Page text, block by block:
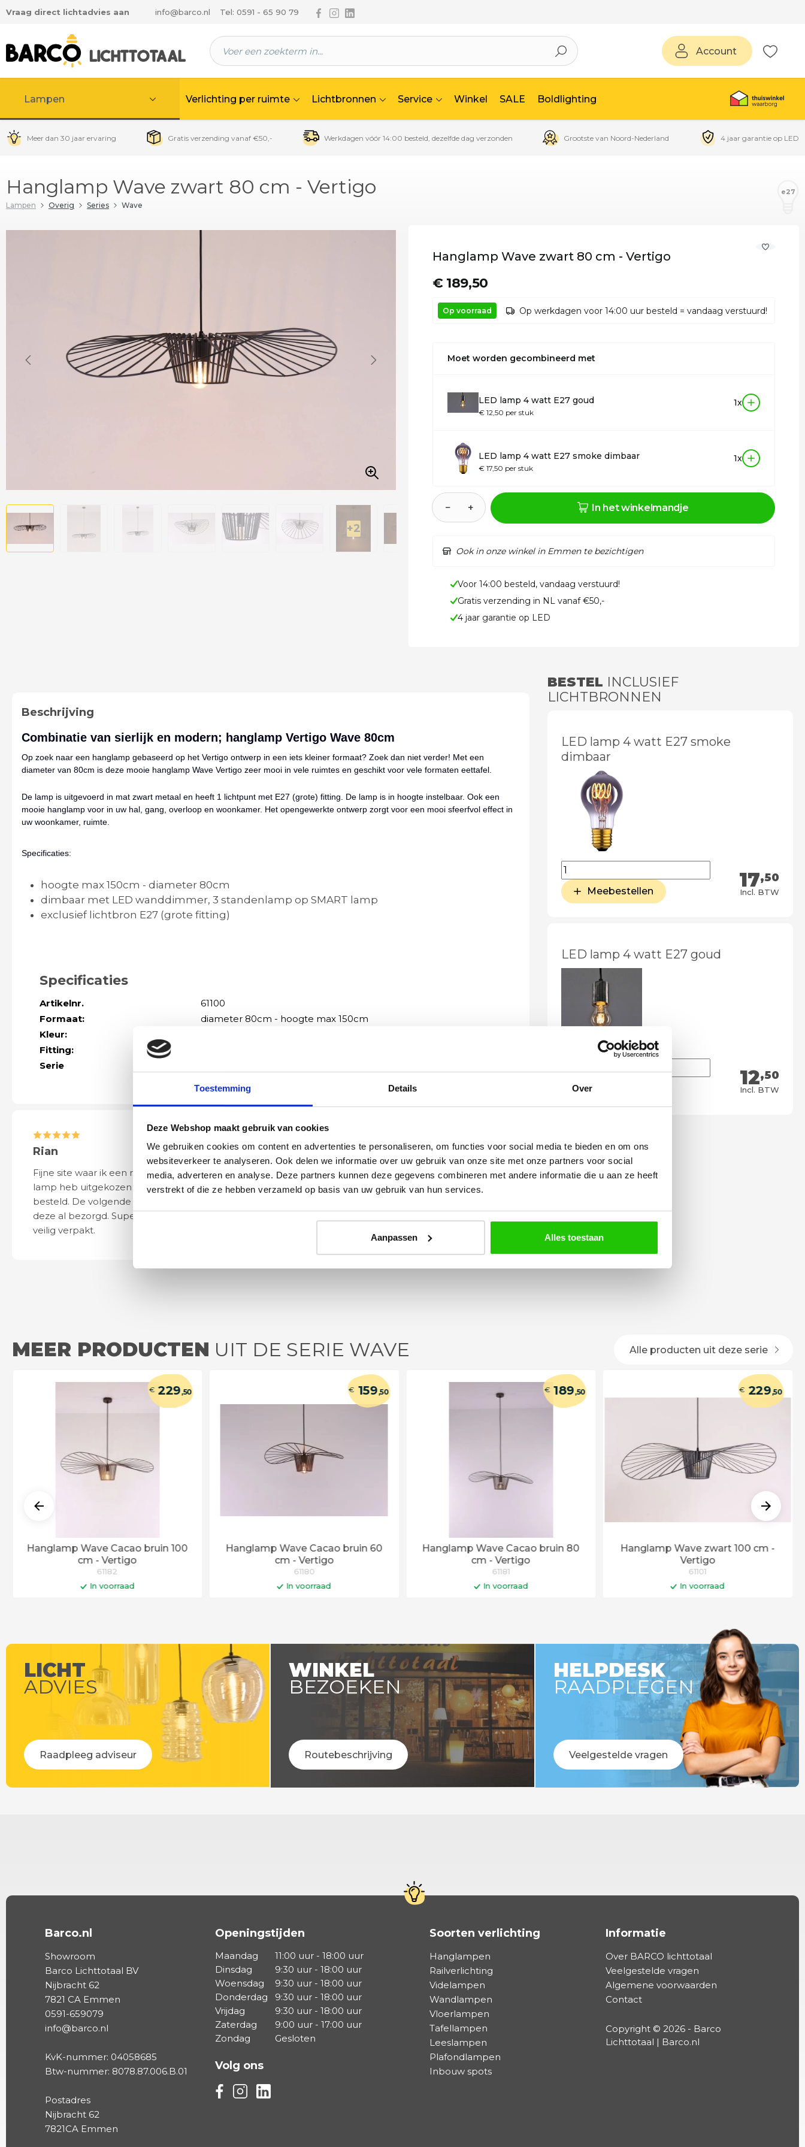
Toestemming Details Over
Deze Webshop maakt gebruik van cookies
We gebruiken cookies om content en advertenties te personaliseren, om functies voor social media te bieden en om ons
websiteverkeer te analyseren. Ook delen we informatie over uw gebruik van onze site met onze partners voor social
media, adverteren en analyse. Deze partners kunnen deze gegevens combineren met andere informatie die u aan ze heeft
verstrekt of die ze hebben verzameld op basis van uw gebruik van hun services.
Aanpassen Alles toestaan
hoofdinhoud
Vraag direct lichtadvies aan info@barco.nl Tel: 0591 - 65 90 79 Volg ons via Facebook
Volg ons via Instagram
Volg ons via Linkedin
Account
Lampen Verlichting per ruimte Lichtbronnen Service Winkel SALE Boldlighting
Meer dan 30 jaar ervaring Gratis verzending vanaf €50,- Werkdagen vóór 14:00 besteld, dezelfde dag verzonden Grootste van Noord-Nederland 4 jaar garantie op LED
Hanglamp Wave zwart 80 cm - Vertigo
Lampen Overig Series Wave
e27
Hanglamp Wave zwart 80 cm - Vertigo
€ 189,50
Op voorraad Op werkdagen voor 14:00 uur besteld = vandaag verstuurd!
Moet worden gecombineerd met
LED lamp 4 watt E27 goud
€ 12,50 per stuk
1x
LED lamp 4 watt E27 smoke dimbaar
€ 17,50 per stuk
1x
− + In het winkelmandje
Ook in onze winkel in Emmen te bezichtigen
Voor 14:00 besteld, vandaag verstuurd!
Gratis verzending in NL vanaf €50,-
4 jaar garantie op LED
Beschrijving
Combinatie van sierlijk en modern; hanglamp Vertigo Wave 80cm
Op zoek naar een hanglamp gebaseerd op het Vertigo ontwerp in een iets kleiner formaat? Zoek dan niet verder! Met een
diameter van 80cm is deze mooie hanglamp Wave Vertigo zeer mooi in vele ruimtes en geschikt voor vele formaten eettafel.
De lamp is uitgevoerd in mat zwart metaal en heeft 1 lichtpunt met E27 (grote) fitting. De lamp is in hoogte instelbaar. Ook een
mooie hanglamp voor in uw hal, gang, overloop en woonkamer. Het opengewerkte ontwerp zorgt voor een mooi sfeerfvol effect in
uw woonkamer, ruimte.
Specificaties:
hoogte max 150cm - diameter 80cm
dimbaar met LED wanddimmer, 3 standenlamp op SMART lamp
exclusief lichtbron E27 (grote fitting)
Specificaties
Artikelnr.
61100
Formaat:
diameter 80cm - hoogte max 150cm
Kleur:
Fitting:
Serie
Rian
Fijne site waar ik een mooie
lamp heb uitgekozen en
besteld. De volgende dag werd
deze al bezorgd. Super netjes en
veilig verpakt.
Anne
Het bestellen, betalen en
leveren verliep vlot en volledig
Yvonne
Wij hadden 2 lampen besteld
met totaal 11 mondgeblazen
BESTEL INCLUSIEF
LICHTBRONNEN
LED lamp 4 watt E27 smoke
dimbaar
17,50
Incl. BTW
Meebestellen
LED lamp 4 watt E27 goud
12,50
Incl. BTW
Meebestellen
MEER PRODUCTEN UIT DE SERIE WAVE Alle producten uit deze serie
Hanglamp Wave Cacao bruin 100
cm - Vertigo
€229,50
61182
In voorraad
Hanglamp Wave Cacao bruin 60
cm - Vertigo
€159,50
61180
In voorraad
Hanglamp Wave Cacao bruin 80
cm - Vertigo
€189,50
61181
In voorraad
Hanglamp Wave zwart 100 cm -
Vertigo
€229,50
61101
In voorraad
Op werkdagen voor 14:00 uur besteld =
vandaag verstuurd!
LICHT
ADVIES
Raadpleeg adviseur
WINKEL
BEZOEKEN
Routebeschrijving
HELPDESK
RAADPLEGEN
Veelgestelde vragen
Barco.nl
Showroom
Barco Lichttotaal BV
Nijbracht 62
7821 CA Emmen
0591-659079
info@barco.nl
KvK-nummer: 04058685
Btw-nummer: 8078.87.006.B.01
Postadres
Nijbracht 62
7821CA Emmen
Openingstijden
Maandag
11:00 uur - 18:00 uur
Dinsdag
9:30 uur - 18:00 uur
Woensdag
9:30 uur - 18:00 uur
Donderdag
9:30 uur - 18:00 uur
Vrijdag
9:30 uur - 18:00 uur
Zaterdag
9:00 uur - 17:00 uur
Zondag
Gesloten
Volg ons
Volg ons via Facebook
Volg ons via Instagram
Volg ons via Linkedin
Soorten verlichting
Hanglampen
Railverlichting
Videlampen
Wandlampen
Vloerlampen
Tafellampen
Leeslampen
Plafondlampen
Inbouw spots
Informatie
Over BARCO lichttotaal
Veelgestelde vragen
Algemene voorwaarden
Contact
Copyright © 2026 - Barco
Lichttotaal | Barco.nl